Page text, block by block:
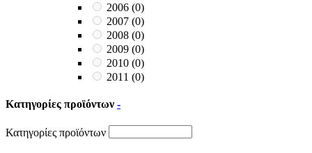
2006 (0)
2007 (0)
2008 (0)
2009 (0)
2010 (0)
2011 (0)
Κατηγορίες προϊόντων -
Κατηγορίες προϊόντων